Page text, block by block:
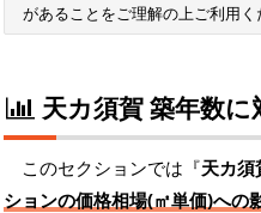
があることをご理解の上ご利用く
天カ須賀 築年数
このセクションでは『天カ須
ションの価格相場(㎡単価)への